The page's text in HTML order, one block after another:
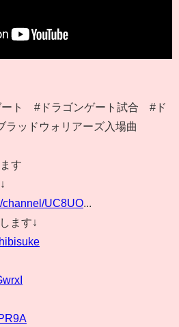
ト #ドラゴンゲート試合 #ド
ッドウォリアーズ入場曲
す
channel/UC8UO
ます↓